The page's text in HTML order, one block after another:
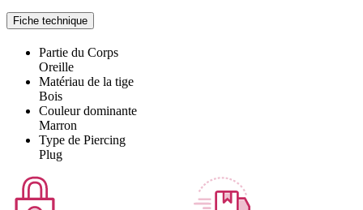
Fiche technique
Partie du Corps
Oreille
Matériau de la tige
Bois
Couleur dominante
Marron
Type de Piercing
Plug